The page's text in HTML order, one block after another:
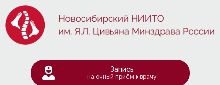
Запись
на очный приём к врачу